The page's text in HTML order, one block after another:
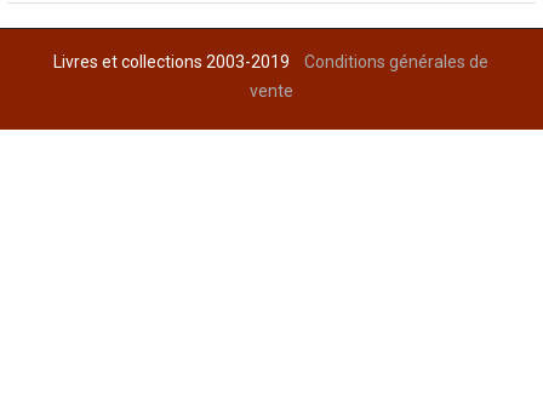
Livres et collections 2003-2019Conditions générales de
vente